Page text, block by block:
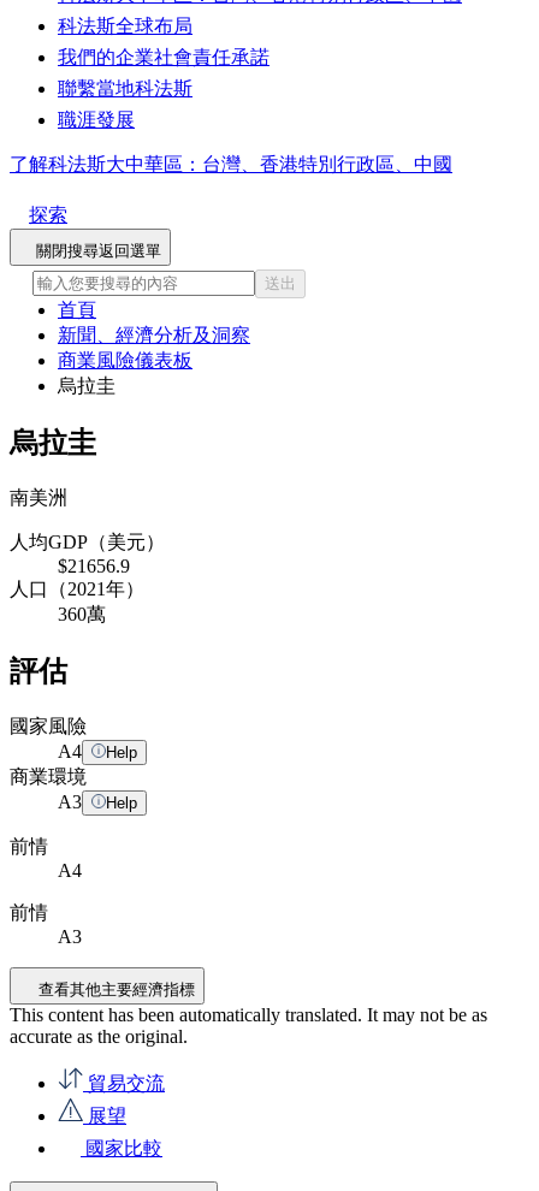
科法斯全球布局
我們的企業社會責任承諾
聯繫當地科法斯
職涯發展
了解科法斯大中華區：台灣、香港特別行政區、中國
探索
關閉搜尋返回選單
送出
首頁
新聞、經濟分析及洞察
商業風險儀表板
烏拉圭
烏拉圭
南美洲
人均GDP（美元）
$21656.9
人口（2021年）
360萬
評估
國家風險
A4 Help
商業環境
A3 Help
前情
A4
前情
A3
查看其他主要經濟指標
This content has been automatically translated. It may not be as
accurate as the original.
貿易交流
展望
國家比較